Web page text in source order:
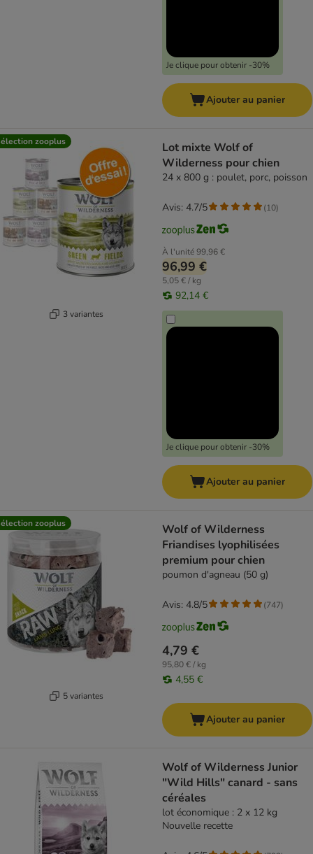
Je clique pour obtenir -30%
Ajouter au panier
zooplus
3 variantes
Lot mixte Wolf of
Wilderness pour chien
24 x 800 g : poulet, porc, poisson
À l'unité99,96 €
96,99 €
5,05 € / kg
92,14 €
Je clique pour obtenir -30%
Avis: 4.7/5 (10)
Ajouter au panier
zooplus
5 variantes
Wolf of Wilderness
Friandises lyophilisées
premium pour chien
poumon d'agneau (50 g)
4,79 €
95,80 € / kg
4,55 €
Avis: 4.8/5 (747)
Ajouter au panier
Wolf of Wilderness Junior
"Wild Hills" canard - sans
céréales
lot économique : 2 x 12 kg
Nouvelle recette